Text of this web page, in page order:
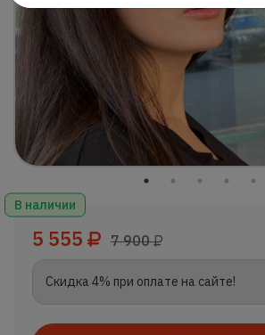
В наличии
5 555 7 900
Скидка 4% при оплате на сайте!